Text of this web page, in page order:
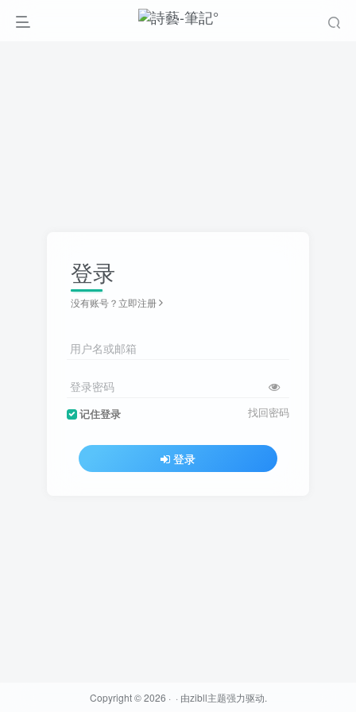
登录
没有账号？立即注册
用户名或邮箱
登录密码
记住登录 找回密码
登录
Copyright © 2026 · · 由zibll主题强力驱动.